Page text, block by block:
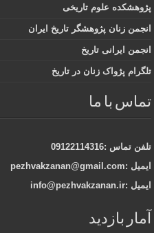
پژوهشکده علوم تاریخی
انجمن زنان پژوهشگر تاریخ ایران
انجمن ایرانی تاریخ
تلگرام پژواک زنان در تاریخ
تماس با ما
تلفن تماس :09122114316
ایمیل :pezhvakzanan@gmail.com
ایمیل :info@pezhvakzanan.ir
آمار بازدید